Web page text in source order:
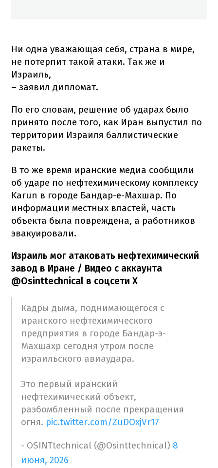
Ни одна уважающая себя, страна в мире,
не потерпит такой атаки. Так же и
Израиль,
– заявил дипломат.
По его словам, решение об ударах было
принято после того, как Иран выпустил по
территории Израиля баллистические
ракеты.
В то же время иранские медиа сообщили
об ударе по нефтехимическому комплексу
Karun в городе Бандар-е-Махшар. По
информации местных властей, часть
объекта была повреждена, а работников
эвакуировали.
Израиль мог атаковать нефтехимический
завод в Иране / Видео с аккаунта
@Osinttechnical в соцсети Х
Кадры дыма, поднимающегося с
иранского нефтехимического
предприятия в городе Бандар-э-
Махшахр сегодня утром после
израильского авиаудара.
Это первый иранский
нефтехимический объект,
разбомбленный после прекращения
огня. pic.twitter.com/ZuDOxjVr17
- OSINTtechnical (@Osinttechnical) 8
июня, 2026